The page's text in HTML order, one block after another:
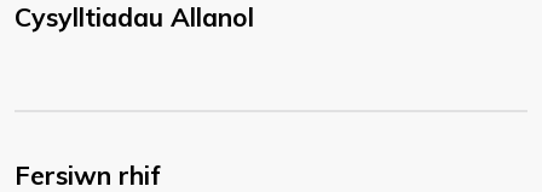
Cysylltiadau Allanol
Fersiwn rhif